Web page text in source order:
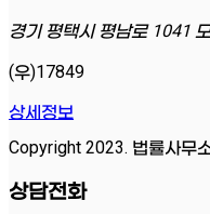
경기 평택시 평남로 1041
(우)17849
상세정보
Copyright 2023. 법률사무
상담전화